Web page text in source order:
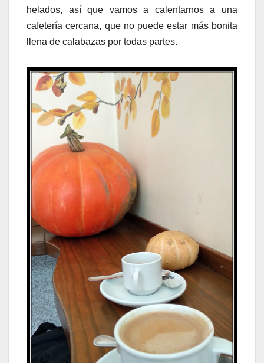
helados, así que vamos a calentarnos a una
cafetería cercana, que no puede estar más bonita
llena de calabazas por todas partes.